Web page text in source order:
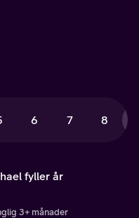
6 7 8
fyller år
3+ månader